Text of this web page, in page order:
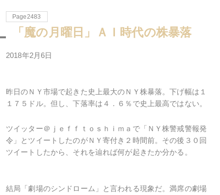
Page2483
「魔の月曜日」ＡＩ時代の株暴落
2018年2月6日
昨日のＮＹ市場で起きた史上最大のＮＹ株暴落。下げ幅は１
１７５ドル。但し、下落率は４．６％で史上最高ではない。
ツイッター＠ｊｅｆｆｔｏｓｈｉｍａで「ＮＹ株警戒警報発
令」とツイートしたのがＮＹ寄付き２時間前。その後３０回
ツイートしたから、それを辿れば何が起きたか分かる。
結局「劇場のシンドローム」と言われる現象だ。満席の劇場